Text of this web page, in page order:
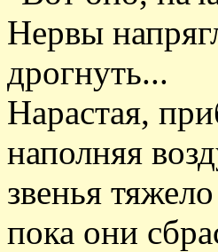
Нервы
дрогнуть...
Нарастая,
наполняя
звенья
пока они